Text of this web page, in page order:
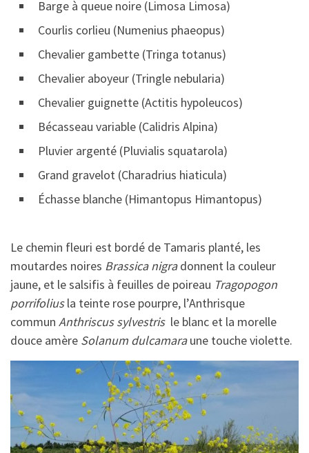
Barge à queue noire (Limosa Limosa)
Courlis corlieu (Numenius phaeopus)
Chevalier gambette (Tringa totanus)
Chevalier aboyeur (Tringle nebularia)
Chevalier guignette (Actitis hypoleucos)
Bécasseau variable (Calidris Alpina)
Pluvier argenté (Pluvialis squatarola)
Grand gravelot (Charadrius hiaticula)
Échasse blanche (Himantopus Himantopus)
Le chemin fleuri est bordé de Tamaris planté, les
moutardes noires Brassica nigradonnent la couleur
jaune, et le salsifis à feuilles de poireau Tragopogon
porrifoliusla teinte rose pourpre, l’Anthrisque
commun Anthriscus sylvestrisle blanc et la morelle
douce amère Solanum dulcamaraune touche violette.